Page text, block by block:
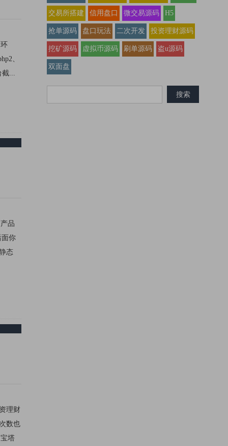
、
...
品
面你
态
理财
数也
塔
交易所搭建 信用盘口 微交易源码 H5
抢单源码 盘口玩法 二次开发 投资理财源码
挖矿源码 虚拟币源码 刷单源码 盗u源码
双面盘